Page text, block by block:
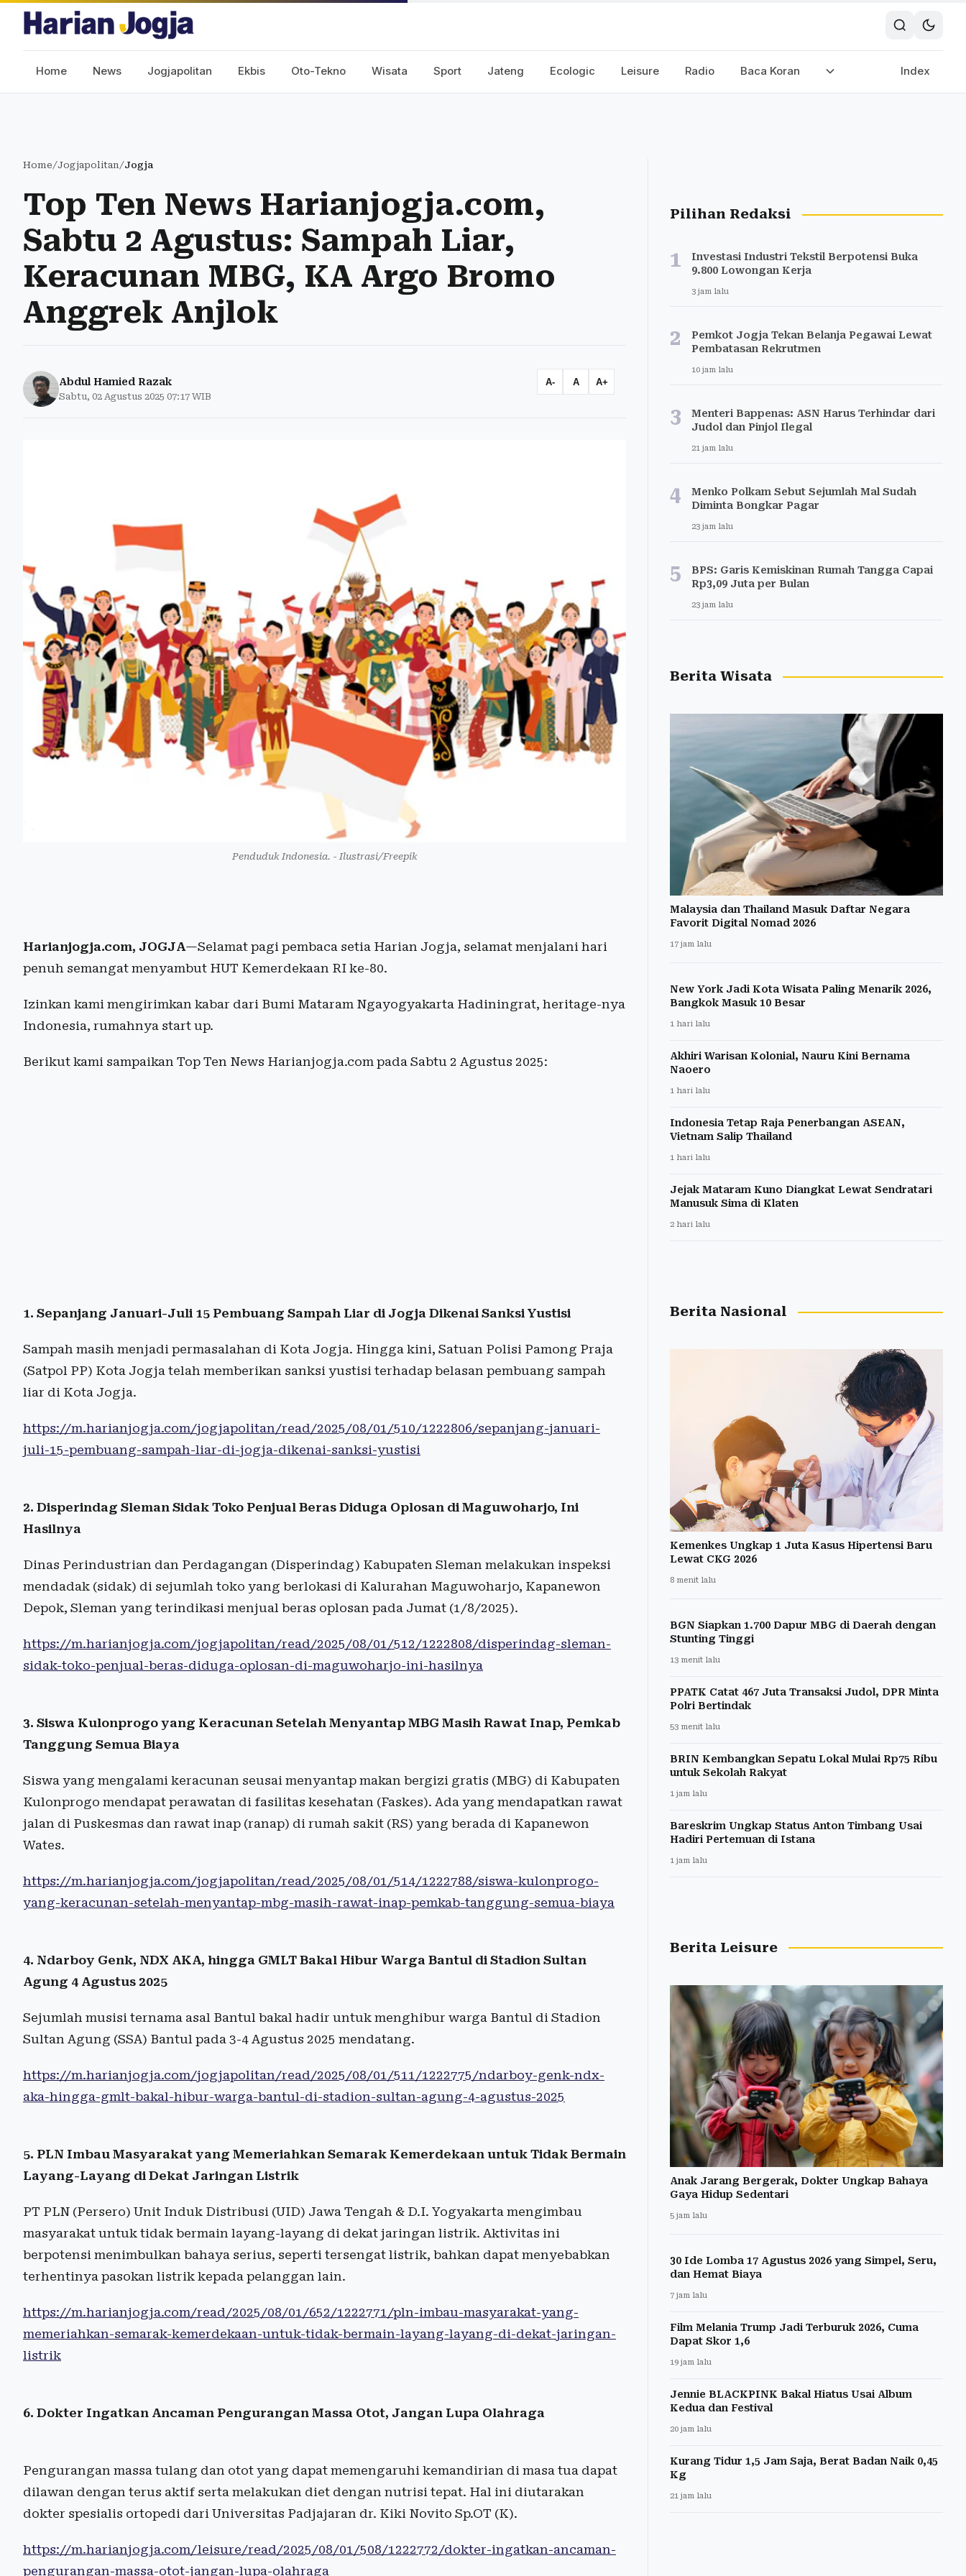
Home News Jogjapolitan Ekbis Oto-Tekno Wisata Sport Jateng Ecologic Leisure Radio Baca Koran Index
Home/Jogjapolitan/Jogja
Top Ten News Harianjogja.com,
Sabtu 2 Agustus: Sampah Liar,
Keracunan MBG, KA Argo Bromo
Anggrek Anjlok
Abdul Hamied Razak
Sabtu, 02 Agustus 2025 07:17 WIB
A- A A+
Penduduk Indonesia. - Ilustrasi/Freepik
Harianjogja.com, JOGJA—Selamat pagi pembaca setia Harian Jogja, selamat menjalani hari
penuh semangat menyambut HUT Kemerdekaan RI ke-80.
Izinkan kami mengirimkan kabar dari Bumi Mataram Ngayogyakarta Hadiningrat, heritage-nya
Indonesia, rumahnya start up.
Berikut kami sampaikan Top Ten News Harianjogja.com pada Sabtu 2 Agustus 2025:
1. Sepanjang Januari-Juli 15 Pembuang Sampah Liar di Jogja Dikenai Sanksi Yustisi
Sampah masih menjadi permasalahan di Kota Jogja. Hingga kini, Satuan Polisi Pamong Praja
(Satpol PP) Kota Jogja telah memberikan sanksi yustisi terhadap belasan pembuang sampah
liar di Kota Jogja.
https://m.harianjogja.com/jogjapolitan/read/2025/08/01/510/1222806/sepanjang-januari-
juli-15-pembuang-sampah-liar-di-jogja-dikenai-sanksi-yustisi
2. Disperindag Sleman Sidak Toko Penjual Beras Diduga Oplosan di Maguwoharjo, Ini
Hasilnya
Dinas Perindustrian dan Perdagangan (Disperindag) Kabupaten Sleman melakukan inspeksi
mendadak (sidak) di sejumlah toko yang berlokasi di Kalurahan Maguwoharjo, Kapanewon
Depok, Sleman yang terindikasi menjual beras oplosan pada Jumat (1/8/2025).
https://m.harianjogja.com/jogjapolitan/read/2025/08/01/512/1222808/disperindag-sleman-
sidak-toko-penjual-beras-diduga-oplosan-di-maguwoharjo-ini-hasilnya
3. Siswa Kulonprogo yang Keracunan Setelah Menyantap MBG Masih Rawat Inap, Pemkab
Tanggung Semua Biaya
Siswa yang mengalami keracunan seusai menyantap makan bergizi gratis (MBG) di Kabupaten
Kulonprogo mendapat perawatan di fasilitas kesehatan (Faskes). Ada yang mendapatkan rawat
jalan di Puskesmas dan rawat inap (ranap) di rumah sakit (RS) yang berada di Kapanewon
Wates.
https://m.harianjogja.com/jogjapolitan/read/2025/08/01/514/1222788/siswa-kulonprogo-
yang-keracunan-setelah-menyantap-mbg-masih-rawat-inap-pemkab-tanggung-semua-biaya
4. Ndarboy Genk, NDX AKA, hingga GMLT Bakal Hibur Warga Bantul di Stadion Sultan
Agung 4 Agustus 2025
Sejumlah musisi ternama asal Bantul bakal hadir untuk menghibur warga Bantul di Stadion
Sultan Agung (SSA) Bantul pada 3-4 Agustus 2025 mendatang.
https://m.harianjogja.com/jogjapolitan/read/2025/08/01/511/1222775/ndarboy-genk-ndx-
aka-hingga-gmlt-bakal-hibur-warga-bantul-di-stadion-sultan-agung-4-agustus-2025
5. PLN Imbau Masyarakat yang Memeriahkan Semarak Kemerdekaan untuk Tidak Bermain
Layang-Layang di Dekat Jaringan Listrik
PT PLN (Persero) Unit Induk Distribusi (UID) Jawa Tengah & D.I. Yogyakarta mengimbau
masyarakat untuk tidak bermain layang-layang di dekat jaringan listrik. Aktivitas ini
berpotensi menimbulkan bahaya serius, seperti tersengat listrik, bahkan dapat menyebabkan
terhentinya pasokan listrik kepada pelanggan lain.
https://m.harianjogja.com/read/2025/08/01/652/1222771/pln-imbau-masyarakat-yang-
memeriahkan-semarak-kemerdekaan-untuk-tidak-bermain-layang-layang-di-dekat-jaringan-
listrik
6. Dokter Ingatkan Ancaman Pengurangan Massa Otot, Jangan Lupa Olahraga
Pengurangan massa tulang dan otot yang dapat memengaruhi kemandirian di masa tua dapat
dilawan dengan terus aktif serta melakukan diet dengan nutrisi tepat. Hal ini diutarakan
dokter spesialis ortopedi dari Universitas Padjajaran dr. Kiki Novito Sp.OT (K).
https://m.harianjogja.com/leisure/read/2025/08/01/508/1222772/dokter-ingatkan-ancaman-
pengurangan-massa-otot-jangan-lupa-olahraga
Pilihan Redaksi
1
Investasi Industri Tekstil Berpotensi Buka
9.800 Lowongan Kerja
3 jam lalu
2
Pemkot Jogja Tekan Belanja Pegawai Lewat
Pembatasan Rekrutmen
10 jam lalu
3
Menteri Bappenas: ASN Harus Terhindar dari
Judol dan Pinjol Ilegal
21 jam lalu
4
Menko Polkam Sebut Sejumlah Mal Sudah
Diminta Bongkar Pagar
23 jam lalu
5
BPS: Garis Kemiskinan Rumah Tangga Capai
Rp3,09 Juta per Bulan
23 jam lalu
Berita Wisata
Malaysia dan Thailand Masuk Daftar Negara
Favorit Digital Nomad 2026
17 jam lalu
New York Jadi Kota Wisata Paling Menarik 2026,
Bangkok Masuk 10 Besar
1 hari lalu
Akhiri Warisan Kolonial, Nauru Kini Bernama
Naoero
1 hari lalu
Indonesia Tetap Raja Penerbangan ASEAN,
Vietnam Salip Thailand
1 hari lalu
Jejak Mataram Kuno Diangkat Lewat Sendratari
Manusuk Sima di Klaten
2 hari lalu
Berita Nasional
Kemenkes Ungkap 1 Juta Kasus Hipertensi Baru
Lewat CKG 2026
8 menit lalu
BGN Siapkan 1.700 Dapur MBG di Daerah dengan
Stunting Tinggi
13 menit lalu
PPATK Catat 467 Juta Transaksi Judol, DPR Minta
Polri Bertindak
53 menit lalu
BRIN Kembangkan Sepatu Lokal Mulai Rp75 Ribu
untuk Sekolah Rakyat
1 jam lalu
Bareskrim Ungkap Status Anton Timbang Usai
Hadiri Pertemuan di Istana
1 jam lalu
Berita Leisure
Anak Jarang Bergerak, Dokter Ungkap Bahaya
Gaya Hidup Sedentari
5 jam lalu
30 Ide Lomba 17 Agustus 2026 yang Simpel, Seru,
dan Hemat Biaya
7 jam lalu
Film Melania Trump Jadi Terburuk 2026, Cuma
Dapat Skor 1,6
19 jam lalu
Jennie BLACKPINK Bakal Hiatus Usai Album
Kedua dan Festival
20 jam lalu
Kurang Tidur 1,5 Jam Saja, Berat Badan Naik 0,45
Kg
21 jam lalu